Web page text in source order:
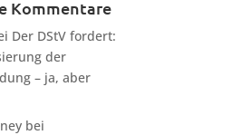
Kommentare
Der DStV fordert:
der
– ja, aber
bei